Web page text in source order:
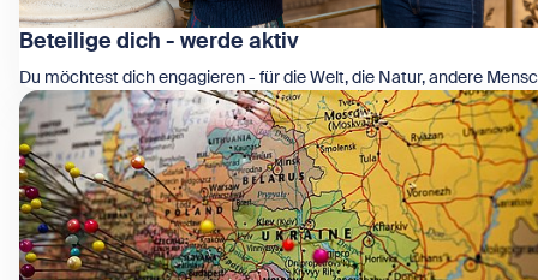
Beteilige dich - werde aktiv
Du möchtest dich engagieren - für die Welt, die Natur, andere
Zeige Beteilige dich - werde aktiv